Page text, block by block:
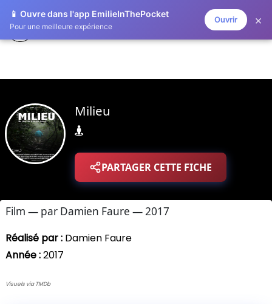
📱 Ouvre dans l'app EmilieInThePocket
Pour une meilleure expérience
Ouvrir ×
ZAPLISTOO
Milieu
PARTAGER CETTE FICHE
Film — par Damien Faure — 2017
Réalisé par : Damien Faure
Année :2017
Visuels via TMDb